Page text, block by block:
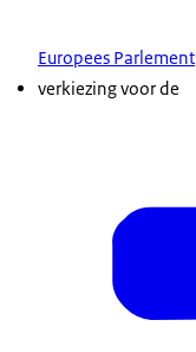
Europees Parlement
verkiezing voor de